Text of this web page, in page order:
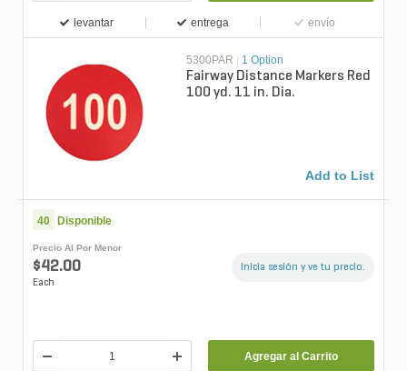
levantar entrega envío
5300PAR 1 Option
Fairway Distance Markers Red
100 yd. 11 in. Dia.
Add to List
40 Disponible
Precio Al Por Menor
$42.00
Each
Inicia sesión y ve tu precio.
Agregar al Carrito